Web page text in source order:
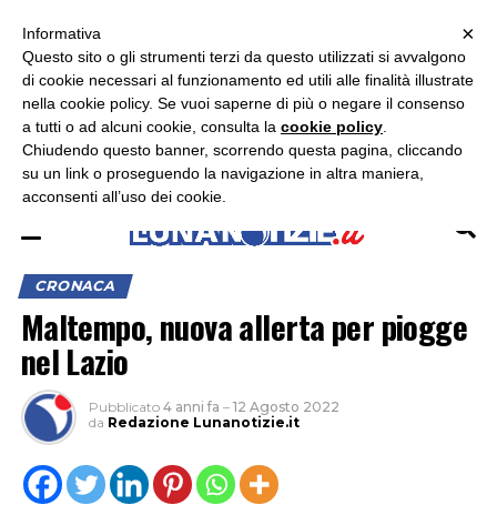
ASCOLTA RADIO LUNA
CRONACA
Maltempo, nuova allerta per piogge
nel Lazio
Pubblicato 4 anni fa – 12 Agosto 2022
da Redazione Lunanotizie.it
×
×
Informativa
Questo sito o gli strumenti terzi da questo utilizzati si avvalgono
di cookie necessari al funzionamento ed utili alle finalità illustrate
nella cookie policy. Se vuoi saperne di più o negare il consenso
a tutti o ad alcuni cookie, consulta la cookie policy
Chiudendo questo banner, scorrendo questa pagina, cliccando
su un link o proseguendo la navigazione in altra maniera,
acconsenti all’uso dei cookie.